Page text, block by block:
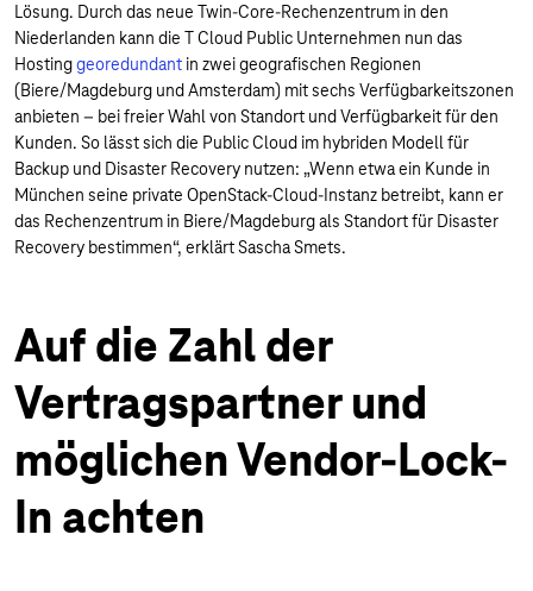
Lösung. Durch das neue Twin-Core-Rechenzentrum in den
Niederlanden kann die T Cloud Public Unternehmen nun das
Hostinggeoredundant in zwei geografischen Regionen
(Biere/Magdeburg und Amsterdam) mit sechs Verfügbarkeitszonen
anbieten – bei freier Wahl von Standort und Verfügbarkeit für den
Kunden. So lässt sich die Public Cloud im hybriden Modell für
Backup und Disaster Recovery nutzen: „Wenn etwa ein Kunde in
München seine private OpenStack-Cloud-Instanz betreibt, kann er
das Rechenzentrum in Biere/Magdeburg als Standort für Disaster
Recovery bestimmen“, erklärt Sascha Smets.
Auf die Zahl der
Vertragspartner und
möglichen Vendor-Lock-
In achten